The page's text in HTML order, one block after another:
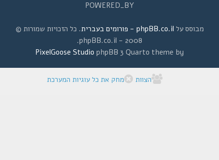
POWERED_BY
מבוסס עלphpBB.co.il - פורומים בעברית
. כל הזכויות שמורות ©
2008 - phpBB.co.il.
phpBB 3 Quarto theme by
PixelGoose Studio
הצוות מחק את כל עוגיות המערכת